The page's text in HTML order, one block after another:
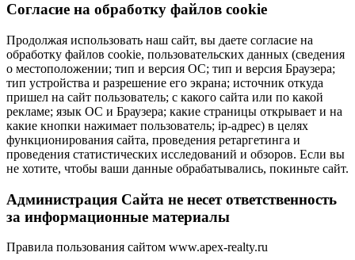
Cогласие на обработку файлов cookie
Продолжая использовать наш сайт, вы даете согласие на
обработку файлов cookie, пользовательских данных (сведения
о местоположении; тип и версия ОС; тип и версия Браузера;
тип устройства и разрешение его экрана; источник откуда
пришел на сайт пользователь; с какого сайта или по какой
рекламе; язык ОС и Браузера; какие страницы открывает и на
какие кнопки нажимает пользователь; ip-адрес) в целях
функционирования сайта, проведения ретаргетинга и
проведения статистических исследований и обзоров. Если вы
не хотите, чтобы ваши данные обрабатывались, покиньте сайт.
Администрация Сайта не несет ответственность
за информационные материалы
Правила пользования сайтом www.apex-realty.ru